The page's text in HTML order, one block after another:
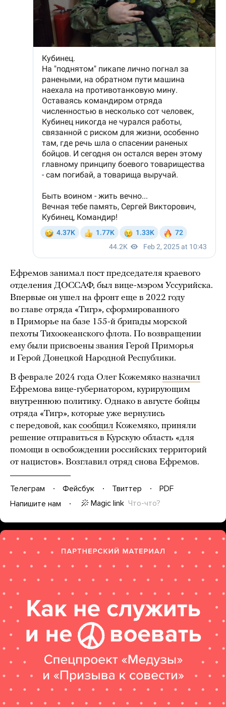
Ефремов занимал пост председателя краевого
отделения ДОССАФ, был вице-мэром Уссурийска.
Впервые он ушел на фронт еще в 2022 году
во главе отряда «Тигр», сформированного
в Приморье на базе 155-й бригады морской
пехоты Тихоокеанского флота. По возвращении
ему были присвоены звания Герой Приморья
и Герой Донецкой Народной Республики.
В феврале 2024 года Олег Кожемяко назначил
Ефремова вице-губернатором, курирующим
внутреннюю политику. Однако в августе бойцы
отряда «Тигр», которые уже вернулись
с передовой, как сообщил Кожемяко, приняли
решение отправиться в Курскую область «для
помощи в освобождении российских территорий
от нацистов». Возглавил отряд снова Ефремов.
Телеграм Фейсбук Твиттер
PDF
Напишите нам
Magic link Что-что?